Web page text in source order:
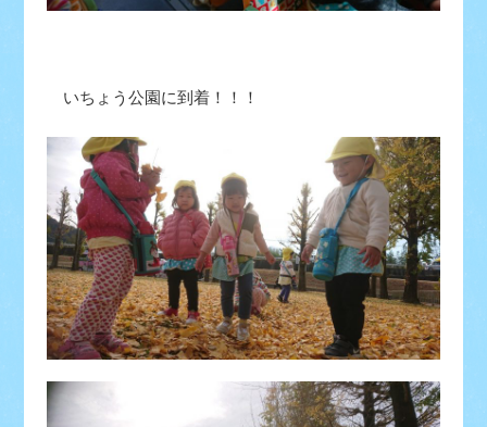
いちょう公園に到着！！！